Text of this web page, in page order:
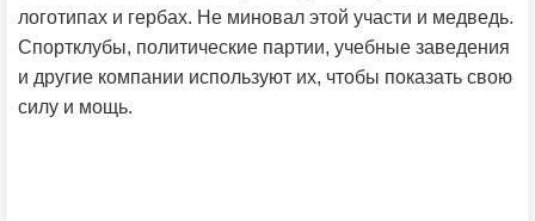
логотипах и гербах. Не миновал этой участи и медведь.
Спортклубы, политические партии, учебные заведения
и другие компании используют их, чтобы показать свою
силу и мощь.